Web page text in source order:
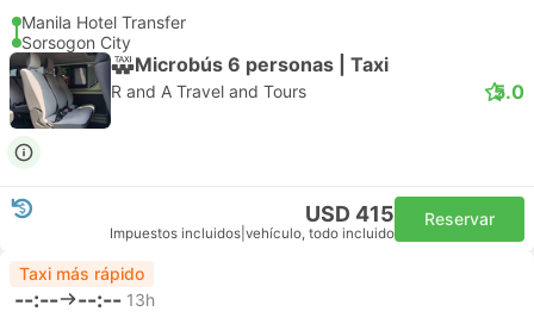
Manila Hotel Transfer
Sorsogon City
Microbús 6 personas | Taxi
R and A Travel and Tours 5.0
USD 415
Impuestos incluidos vehículo, todo incluido
Reservar
Taxi más rápido
--:-- --:-- 13h